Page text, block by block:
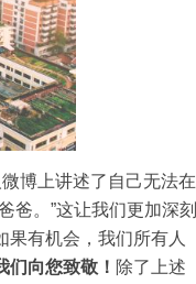
博上讲述了自己无法在
爸。”这让我们更加深刻
有机会，我们所有人
向您致敬！ 除了上述